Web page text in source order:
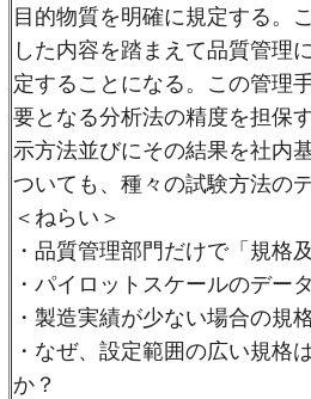
目的物質を明確に規定する。
した内容を踏まえて品質管理
定することになる。この管理
要となる分析法の精度を担保
示方法並びにその結果を社内
ついても、種々の試験方法の
＜ねらい＞
・品質管理部門だけで「規格
・パイロットスケールのデー
・製造実績が少ない場合の規
・なぜ、設定範囲の広い規格
か？